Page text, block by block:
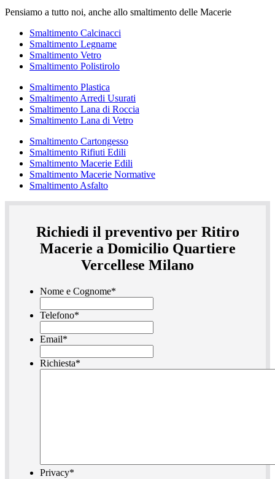
Pensiamo a tutto noi, anche allo smaltimento delle Macerie
Smaltimento Calcinacci
Smaltimento Legname
Smaltimento Vetro
Smaltimento Polistirolo
Smaltimento Plastica
Smaltimento Arredi Usurati
Smaltimento Lana di Roccia
Smaltimento Lana di Vetro
Smaltimento Cartongesso
Smaltimento Rifiuti Edili
Smaltimento Macerie Edili
Smaltimento Macerie Normative
Smaltimento Asfalto
Richiedi il preventivo per Ritiro
Macerie a Domicilio Quartiere
Vercellese Milano
Nome e Cognome*
Telefono*
Email*
Richiesta*
Privacy*